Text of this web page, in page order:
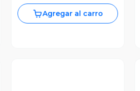
Agregar al carro